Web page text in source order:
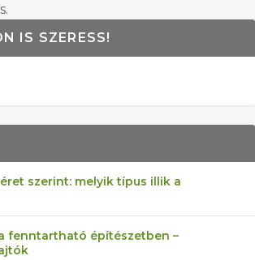
IS SZERESS!
szerint: melyik típus illik a
fenntartható építészetben –